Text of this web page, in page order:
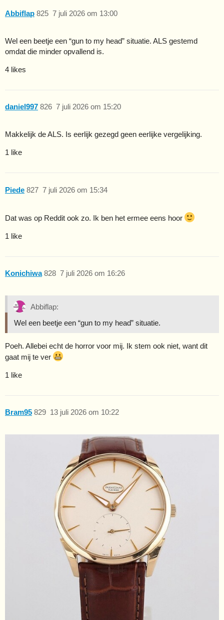
Abbiflap 7 juli 2026 om 13:00
825
Wel een beetje een “gun to my head” situatie. ALS gestemd
omdat die minder opvallend is.
4 likes
daniel997 7 juli 2026 om 15:20
826
Makkelijk de ALS. Is eerlijk gezegd geen eerlijke vergelijking.
1 like
Piede 7 juli 2026 om 15:34
827
Dat was op Reddit ook zo. Ik ben het ermee eens hoor
1 like
Konichiwa 7 juli 2026 om 16:26
828
Abbiflap:
Wel een beetje een “gun to my head” situatie.
Poeh. Allebei echt de horror voor mij. Ik stem ook niet, want dit
gaat mij te ver
1 like
Bram95 13 juli 2026 om 10:22
829